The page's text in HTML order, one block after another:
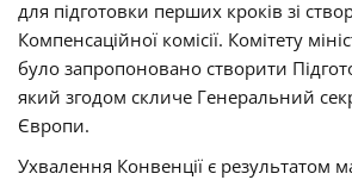
для підготовки перших кроків зі
Компенсаційної комісії. Комітету
було запропоновано створити
який згодом скличе Генеральний
Європи.
Ухвалення Конвенції є результатом